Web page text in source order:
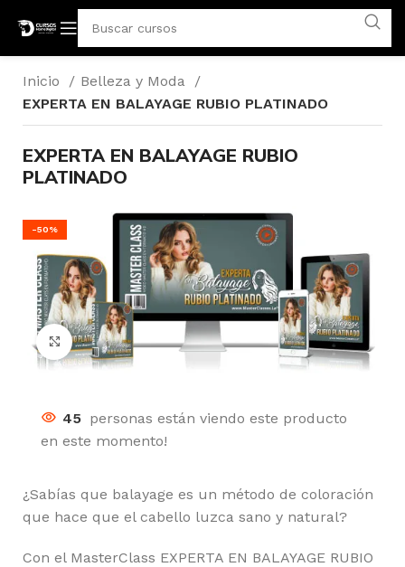
Inicio
Belleza y Moda
EXPERTA EN BALAYAGE RUBIO PLATINADO
EXPERTA EN BALAYAGE RUBIO
PLATINADO
-50%
Click para agrandar
45 personas están viendo este producto
en este momento!
¿Sabías que balayage es un método de coloración
que hace que el cabello luzca sano y natural?
Con el MasterClass EXPERTA EN BALAYAGE RUBIO